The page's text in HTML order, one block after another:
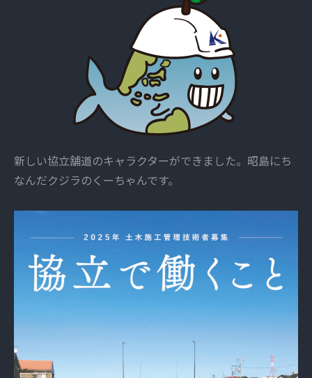
新しい協立舗道のキャラクターができました。昭島にち
なんだクジラのくーちゃんです。